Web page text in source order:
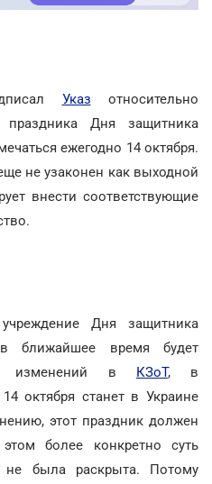
Указ относительно
праздника Дня защитника
ежегодно 14 октября.
не узаконен как выходной
внести соответствующие
Дня защитника
ближайшее время будет
изменений в КЗоТ, в
октября станет в Украине
этот праздник должен
более конкретно суть
не была раскрыта. Потому